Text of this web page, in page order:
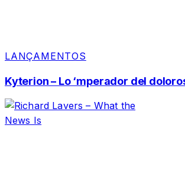
LANÇAMENTOS
Kyterion – Lo ‘mperador del